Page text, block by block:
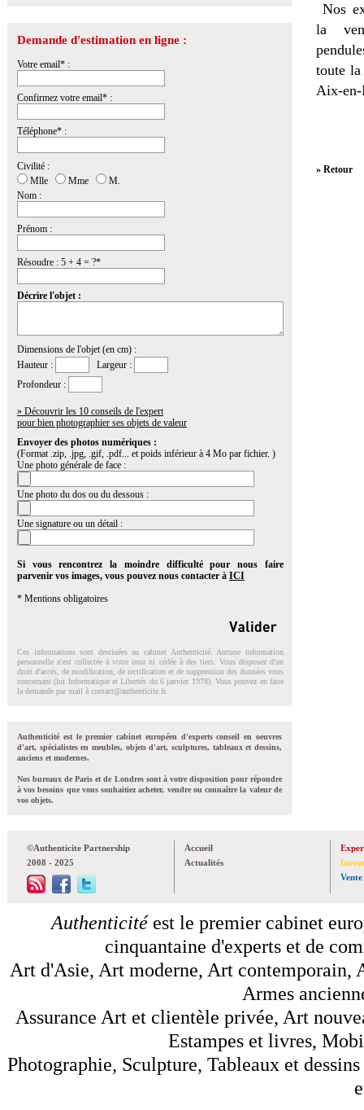
Demande d'estimation en ligne :
Votre email* :
Confirmez votre email* :
Téléphone* :
Civilité :
Mlle
Mme
M.
Nom :
Prénom :
Résoudre : 5 + 4 = ?*
Décrire l'objet :
Dimensions de l'objet (en cm) :
Hauteur :
Largeur :
Profondeur :
» Découvrir les 10 conseils de l'expert
pour bien photographier ses objets de valeur
Envoyer des photos numériques :
(Format .zip, .jpg, .gif, .pdf... et poids inférieur à 4 Mo par fichier. )
Une photo générale de face :
Une photo du dos ou du dessous :
Une signature ou un détail :
Si vous rencontrez la moindre difficulté pour nous faire
parvenir vos images, vous pouvez nous contacter à ICI
* Mentions obligatoires
Ces informations sont destinées au cabinet Authenticité. Aucune information
personnelle n'est collectée à votre insu ni cédée à des tiers. Vous disposez d'un
droit d'accés, de modification, de rectification et de suppression des données vous
concernant (loi Informatique et Libertés du 6 janvier 1978). Vous pouvez en faire
la demande par mail à contact@authenticite.fr.
Authenticité est le premier cabinet européen d'experts conseil en oeuvres
d'art, spécialistes en meubles, objets d'art, sculptures, tableaux et dessins,
anciens et modernes.
Nos bureaux de Paris et de Londres sont à votre disposition pour répondre
à vos besoins que vous souhaitiez acheter, vendre ou connaître la valeur de
vos objets.
Nos
la
toute
Aix-en-
» Retour
©Authenticite Partnership
2008 - 2025
Accueil
Actualités
Vente
Authenticitéest le premier cabinet
cinquantaine d'experts et de
Art d'Asie, Art moderne, Art contemporain,
Armes
Assurance Art et clientèle privée, Art
Estampes et livres,
Photographie, Sculpture, Tableaux et